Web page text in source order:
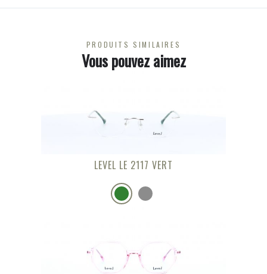
PRODUITS SIMILAIRES
Vous pouvez aimez
LEVEL LE 2117 VERT